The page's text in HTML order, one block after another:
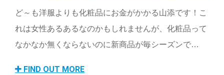
ど～も洋服よりも化粧品にお金がかかる山添です！こ
れは女性あるあるなのかもしれませんが、化粧品って
なかなか無くならないのに新商品が毎シーズンで…
FIND OUT MORE